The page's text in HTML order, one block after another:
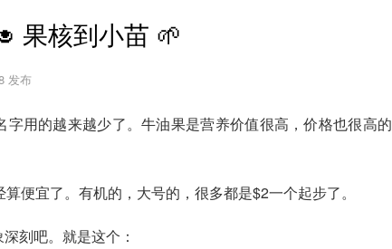
果核到小苗 🌱
发布
用的越来越少了。牛油果是营养价值很高，价格也很高的
便宜了。有机的，大号的，很多都是$2一个起步了。
刻吧。就是这个：